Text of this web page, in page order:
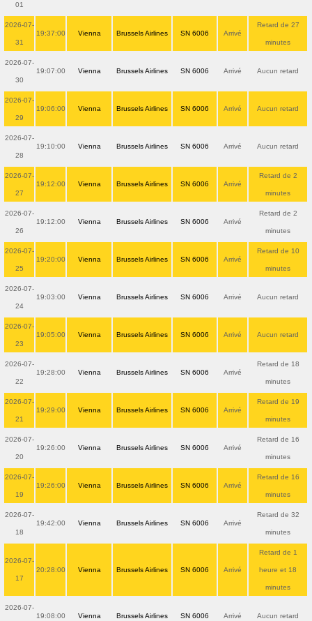
01
2026-07-
31
19:37:00 Vienna Brussels Airlines SN 6006 Arrivé
Retard de 27
minutes
2026-07-
30
19:07:00 Vienna Brussels Airlines SN 6006 Arrivé Aucun retard
2026-07-
29
19:06:00 Vienna Brussels Airlines SN 6006 Arrivé Aucun retard
2026-07-
28
19:10:00 Vienna Brussels Airlines SN 6006 Arrivé Aucun retard
2026-07-
27
19:12:00 Vienna Brussels Airlines SN 6006 Arrivé
Retard de 2
minutes
2026-07-
26
19:12:00 Vienna Brussels Airlines SN 6006 Arrivé
Retard de 2
minutes
2026-07-
25
19:20:00 Vienna Brussels Airlines SN 6006 Arrivé
Retard de 10
minutes
2026-07-
24
19:03:00 Vienna Brussels Airlines SN 6006 Arrivé Aucun retard
2026-07-
23
19:05:00 Vienna Brussels Airlines SN 6006 Arrivé Aucun retard
2026-07-
22
19:28:00 Vienna Brussels Airlines SN 6006 Arrivé
Retard de 18
minutes
2026-07-
21
19:29:00 Vienna Brussels Airlines SN 6006 Arrivé
Retard de 19
minutes
2026-07-
20
19:26:00 Vienna Brussels Airlines SN 6006 Arrivé
Retard de 16
minutes
2026-07-
19
19:26:00 Vienna Brussels Airlines SN 6006 Arrivé
Retard de 16
minutes
2026-07-
18
19:42:00 Vienna Brussels Airlines SN 6006 Arrivé
Retard de 32
minutes
2026-07-
17
20:28:00 Vienna Brussels Airlines SN 6006 Arrivé
Retard de 1
heure et 18
minutes
2026-07-
19:08:00 Vienna Brussels Airlines SN 6006 Arrivé Aucun retard